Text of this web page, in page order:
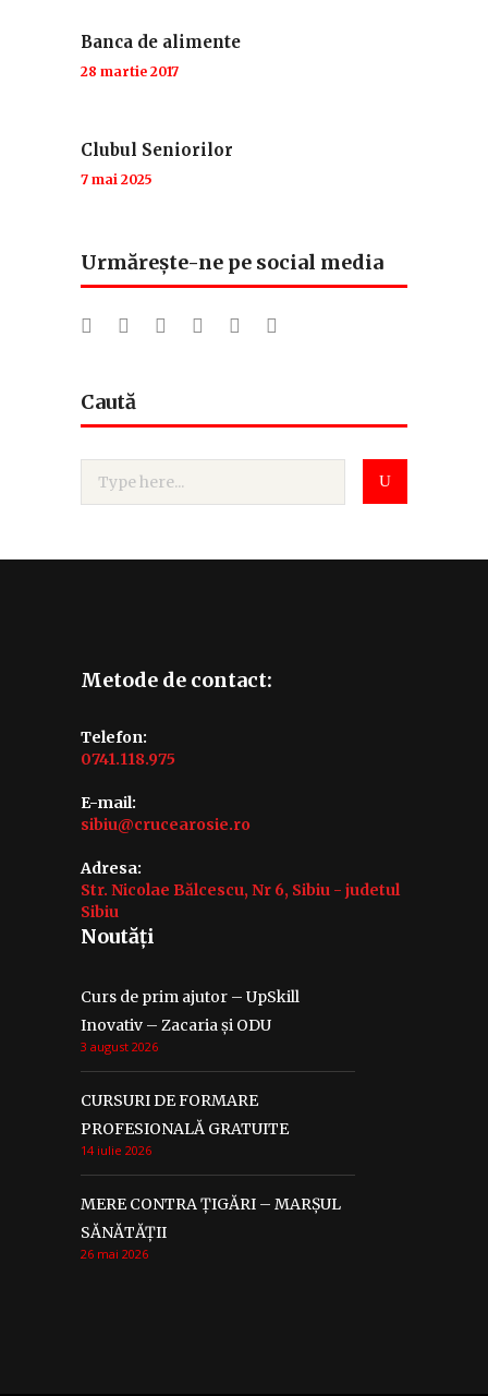
Banca de alimente
28 martie 2017
Clubul Seniorilor
7 mai 2025
Urmărește-ne pe social media
Caută
Metode de contact:
Telefon:
0741.118.975
E-mail:
sibiu@crucearosie.ro
Adresa:
Str. Nicolae Bălcescu, Nr 6, Sibiu - judetul
Sibiu
Noutăți
Curs de prim ajutor – UpSkill
Inovativ – Zacaria și ODU
3 august 2026
CURSURI DE FORMARE
PROFESIONALĂ GRATUITE
14 iulie 2026
MERE CONTRA ȚIGĂRI – MARȘUL
SĂNĂTĂȚII
26 mai 2026